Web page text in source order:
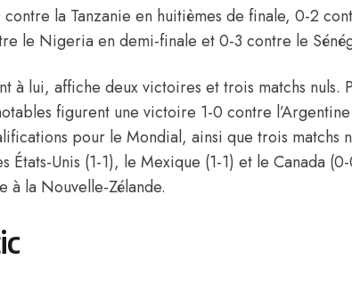
la Tanzanie en huitièmes de finale, 0-2
le Nigeria en demi-finale et 0-3 contre le
à lui, affiche deux victoires et trois matchs nuls.
figurent une victoire 1-0 contre
pour le Mondial, ainsi que trois matchs
États-Unis (1-1), le Mexique (1-1) et le Canada
à la Nouvelle-Zélande.